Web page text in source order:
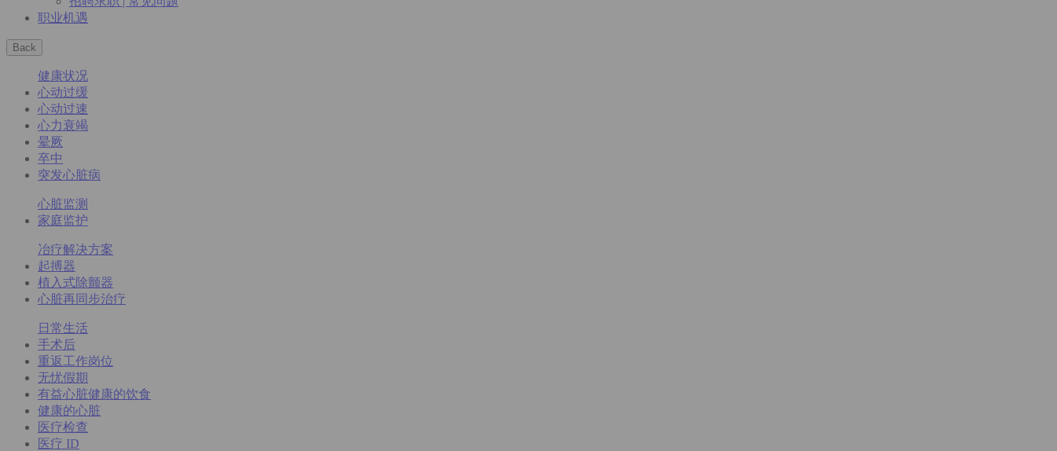
职业机遇
Back
健康状况
心动过缓
心动过速
心力衰竭
晕厥
卒中
突发心脏病
心脏监测
家庭监护
冶疗解决方案
起搏器
植入式除颤器
心脏再同步治疗
日常生活
手术后
重返工作岗位
无忧假期
有益心脏健康的饮食
健康的心脏
医疗检查
医疗 ID